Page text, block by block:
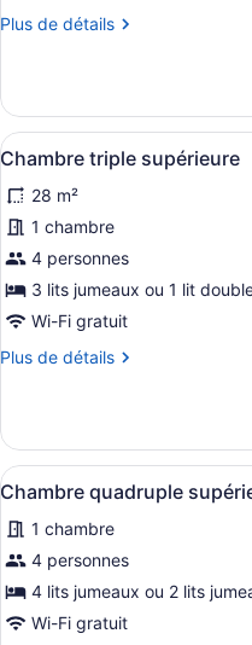
chambre :
double
Plus de détails
Plus
Chambre
Deluxe
double
Afficher
toutes
les
photos
pour
ce
type
chambre :
supérieure
5
Chambre triple supérieure
28 m²
1 chambre
4 personnes
3 lits jumeaux ou 1 lit
Wi-Fi gratuit
Plus de détails
Plus
Chambre
triple
supérieure
Afficher
toutes
les
photos
pour
ce
5
Chambre quadruple
1 chambre
4 personnes
4 lits jumeaux ou 2 lits
Wi-Fi gratuit